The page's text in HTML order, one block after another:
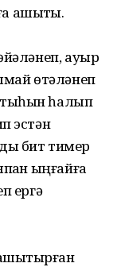
ашыҡты.
ауыр
өтәләнеп
һалып
эстән
бит тимер
ыңғайға
ергә